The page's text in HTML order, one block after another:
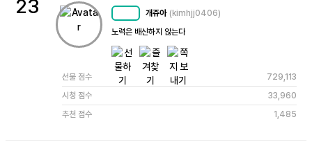
23 개쥬아 (kimhjj0406)
노력은 배신하지 않는다
선물 점수
729,113
시청 점수
33,960
추천 점수
1,485